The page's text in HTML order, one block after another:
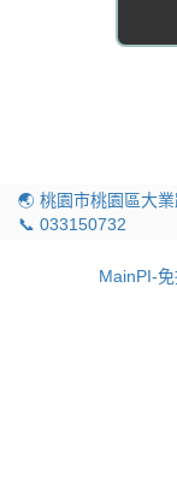
🌏 桃園市桃園區大
📞 033150732
MainPI-